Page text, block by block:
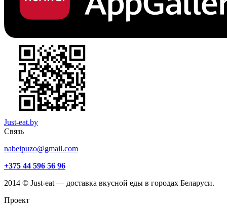
Just-eat.by
Связь
nabeipuzo@gmail.com
+375 44 596 56 96
2014 © Just-eat — доставка вкусной еды в городах Беларуси.
Проект